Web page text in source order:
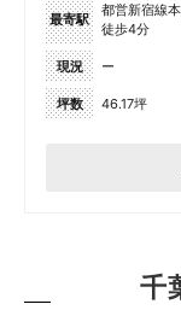
最寄駅
都営新宿線
徒歩4分
現況 ー
坪数 46.17坪
千